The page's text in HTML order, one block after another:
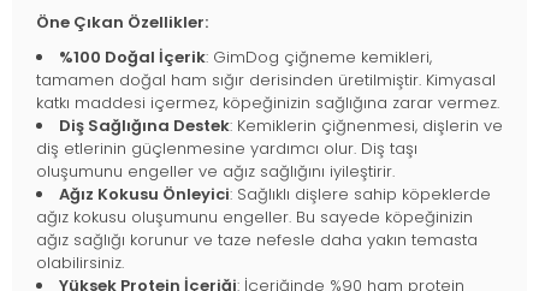
Öne Çıkan Özellikler:
%100 Doğal İçerik: GimDog çiğneme kemikleri,
tamamen doğal ham sığır derisinden üretilmiştir. Kimyasal
katkı maddesi içermez, köpeğinizin sağlığına zarar vermez.
Diş Sağlığına Destek: Kemiklerin çiğnenmesi, dişlerin ve
diş etlerinin güçlenmesine yardımcı olur. Diş taşı
oluşumunu engeller ve ağız sağlığını iyileştirir.
Ağız Kokusu Önleyici: Sağlıklı dişlere sahip köpeklerde
ağız kokusu oluşumunu engeller. Bu sayede köpeğinizin
ağız sağlığı korunur ve taze nefesle daha yakın temasta
olabilirsiniz.
Yüksek Protein İçeriği: İçeriğinde %90 ham protein